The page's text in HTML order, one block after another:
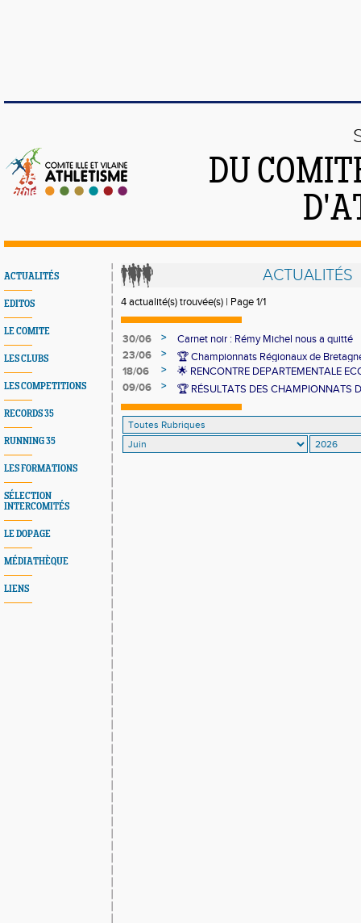
DU
ACTUALITÉS
EDITOS
LE COMITE
LES CLUBS
LES COMPETITIONS
RECORDS 35
RUNNING 35
LES FORMATIONS
SÉLECTION
INTERCOMITÉS
LE DOPAGE
MÉDIATHÈQUE
LIENS
ACTUALITÉS
4 actualité(s) trouvée(s) | Page 1/1
30/06 >
Carnet noir : Rémy Michel nous a quitté
23/06
>
🏆 Championnats Régionaux de
18/06
>
🌟 RENCONTRE DEPARTEMENTALE
09/06
> 🏆 RÉSULTATS DES CHAMPIONNATS